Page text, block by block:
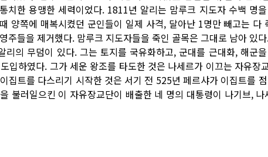
치한 용맹한 세력이었다. 1811년 알리는 맘루크 지도자 수백 명
양쪽에 매복시켰던 군인들이 일제 사격, 달아난 1명만 빼고는 다
주들을 제거했다. 맘루크 지도자들을 죽인 골목은 그대로 남아 있
의 무덤이 있다. 그는 토지를 국유화하고, 군대를 근대화, 해군
입하였다. 그가 세운 왕조를 타도한 것은 나세르가 이끄는 자유장
집트를 다스리기 시작한 것은 서기 전 525년 페르샤가 이집트를
불러일으킨 이 자유장교단이 배출한 네 명의 대통령이 나기브, 나